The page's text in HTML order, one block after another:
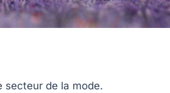
secteur de la mode.